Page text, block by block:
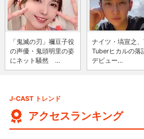
「鬼滅の刃」禰豆子役
の声優・鬼頭明里の姿
にネット騒然 ...
ナイツ・塙宣之
Tuberヒカルの落
デビュー...
J-CAST トレンド
アクセスランキング